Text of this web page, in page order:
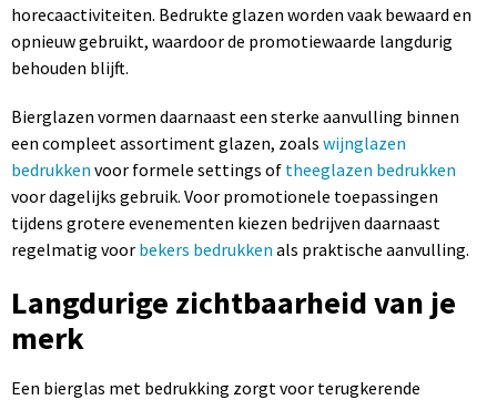
horecaactiviteiten. Bedrukte glazen worden vaak bewaard en
opnieuw gebruikt, waardoor de promotiewaarde langdurig
behouden blijft.
Bierglazen vormen daarnaast een sterke aanvulling binnen
een compleet assortiment glazen, zoals wijnglazen
bedrukken voor formele settings of theeglazen bedrukken
voor dagelijks gebruik. Voor promotionele toepassingen
tijdens grotere evenementen kiezen bedrijven daarnaast
regelmatig voor bekers bedrukken als praktische aanvulling.
Langdurige zichtbaarheid van je
merk
Een bierglas met bedrukking zorgt voor terugkerende